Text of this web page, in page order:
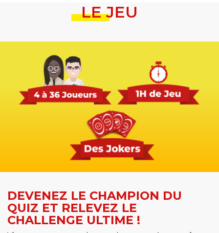
LE JEU
DEVENEZ LE CHAMPION DU
QUIZ ET RELEVEZ LE
CHALLENGE ULTIME !